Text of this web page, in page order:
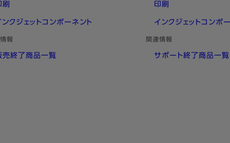
刷
ンクジェットコンポーネント
報
売終了商品一覧
印刷
インクジェットコンポ
関連情報
サポート終了商品一覧